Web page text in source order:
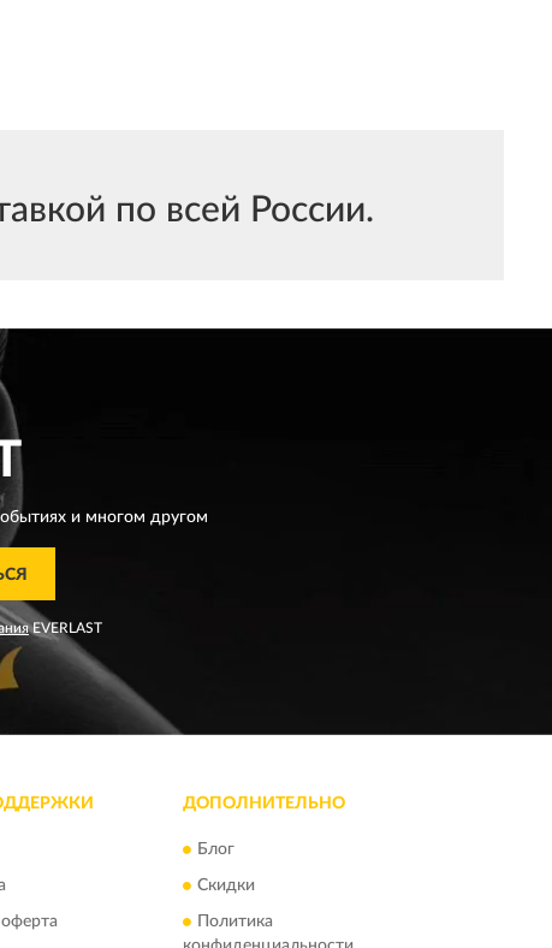
по всей России.
и многом другом
EVERLAST
оферта
ДОПОЛНИТЕЛЬНО
Блог
Скидки
Политика